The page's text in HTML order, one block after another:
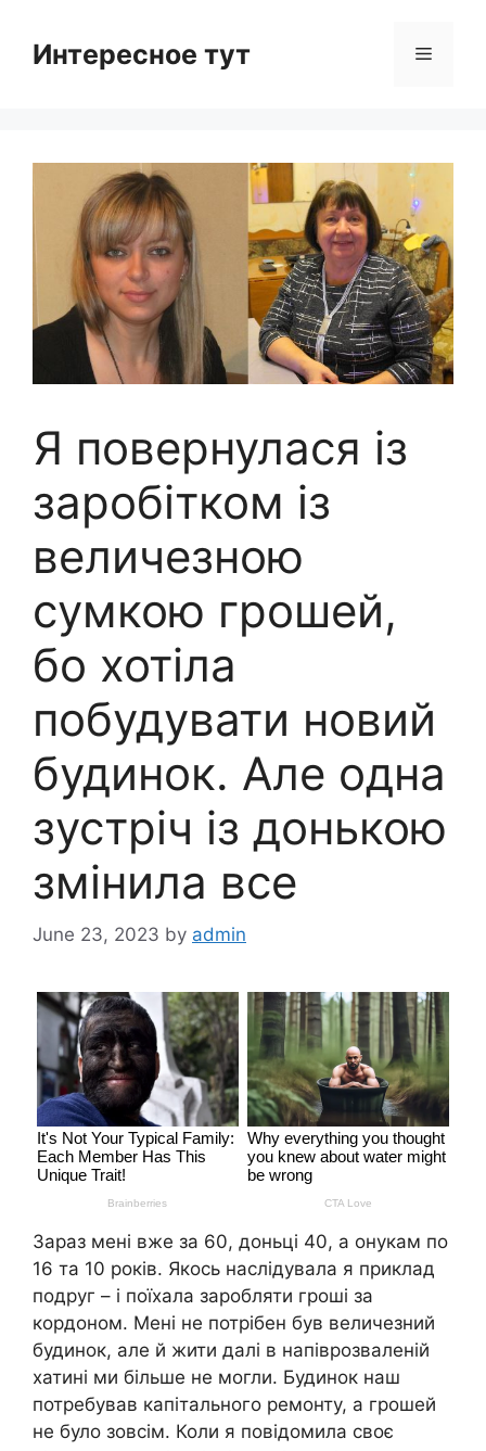
contentИнтересное тут Menu
Я повернулася із
заробітком із
величезною
сумкою грошей,
бо хотіла
побудувати новий
будинок. Але одна
зустріч із донькою
змінила все
June 23, 2023 by admin
Зараз мені вже за 60, доньці 40, а онукам по
16 та 10 років. Якось наслідувала я приклад
подруг – і поїхала заробляти гроші за
кордоном. Мені не потрібен був величезний
будинок, але й жити далі в напіврозваленій
хатині ми більше не могли. Будинок наш
потребував капітального ремонту, а грошей
не було зовсім. Коли я повідомила своє